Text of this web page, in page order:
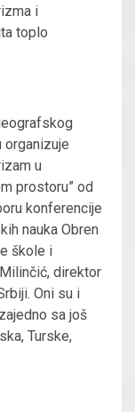
i
toplo
organizuje
u
prostoru” od
konferencije
nauka Obren
škole i
direktor
Oni su i
sa još
Turske,